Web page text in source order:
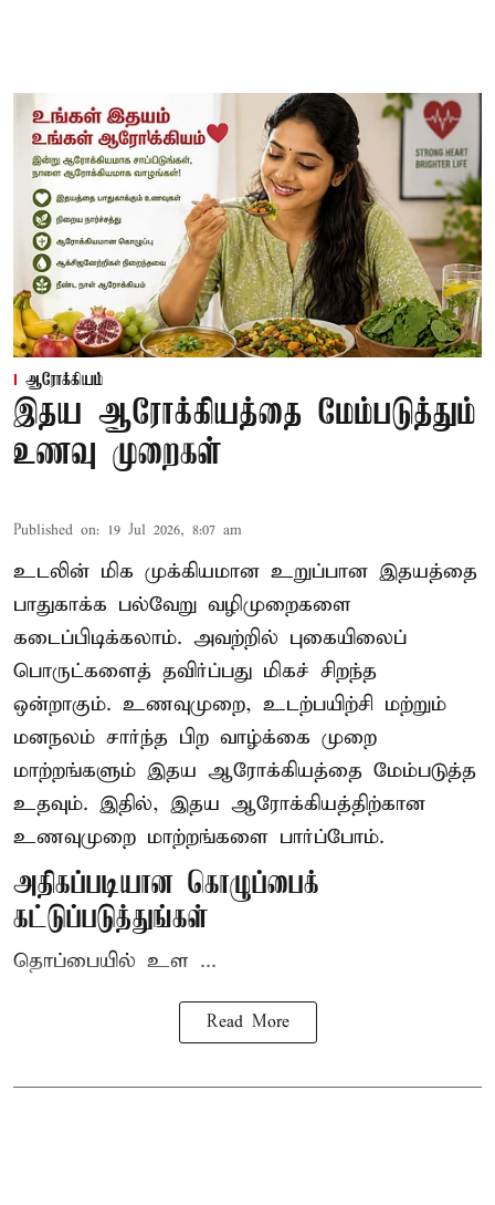
ஆரோக்கியம்
இதய ஆரோக்கியத்தை மேம்படுத்தும்
உணவு முறைகள்
Published on: 19 Jul 2026, 8:07 am
உடலின் மிக முக்கியமான உறுப்பான இதயத்தை
பாதுகாக்க பல்வேறு வழிமுறைகளை
கடைப்பிடிக்கலாம். அவற்றில் புகையிலைப்
பொருட்களைத் தவிர்ப்பது மிகச் சிறந்த
ஒன்றாகும். உணவுமுறை, உடற்பயிற்சி மற்றும்
மனநலம் சார்ந்த பிற வாழ்க்கை முறை
மாற்றங்களும் இதய ஆரோக்கியத்தை மேம்படுத்த
உதவும். இதில், இதய ஆரோக்கியத்திற்கான
உணவுமுறை மாற்றங்களை பார்ப்போம்.
அதிகப்படியான கொழுப்பைக்
கட்டுப்படுத்துங்கள்
தொப்பையில் உள ...
Read More